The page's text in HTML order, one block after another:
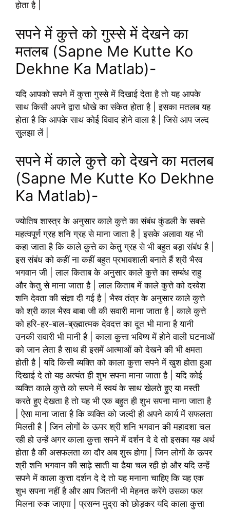
होता है |
सपने में कुत्ते को गुस्से में देखने का
मतलब (Sapne Me Kutte Ko
Dekhne Ka Matlab)-
यदि आपको सपने में कुत्ता गुस्से में दिखाई देता है तो यह आपके
साथ किसी अपने द्वारा धोखे का संकेत होता है | इसका मतलब यह
होता है कि आपके साथ कोई विवाद होने वाला है | जिसे आप जल्द
सुलझा लें |
सपने में काले कुत्ते को देखने का मतलब
(Sapne Me Kutte Ko Dekhne
Ka Matlab)-
ज्योतिष शास्त्र के अनुसार काले कुत्ते का संबंध कुंडली के सबसे
महत्वपूर्ण ग्रह शनि ग्रह से माना जाता है | इसके अलावा यह भी
कहा जाता है कि काले कुत्ते का केतु ग्रह से भी बहुत बड़ा संबंध है |
इस संबंध को कहीं ना कहीं बहुत प्रभावशाली बनाते हैं श्री भैरव
भगवान जी | लाल किताब के अनुसार काले कुत्ते का सम्बंध राहु
और केतु से माना जाता है | लाल किताब में काले कुत्ते को दरवेश
शनि देवता की संज्ञा दी गई है | भैरव तंत्र के अनुसार काले कुत्ते
को श्री काल भैरव बाबा जी की सवारी माना जाता है | काले कुत्ते
को हरि-हर-बाल-ब्रह्मात्मक देवदत्त का दूत भी माना है यानी
उनकी सवारी भी मानी है | काला कुत्ता भविष्य में होने वाली घटनाओं
को जान लेता है साथ ही इसमें आत्माओं को देखने की भी क्षमता
होती है | यदि किसी व्यक्ति को काला कुत्ता सपने में खुश होता हुआ
दिखाई दे तो यह अत्यंत ही शुभ सपना माना जाता है | यदि कोई
व्यक्ति काले कुत्ते को सपने में स्वयं के साथ खेलते हुए या मस्ती
करते हुए देखता है तो यह भी एक बहुत ही शुभ सपना माना जाता है
| ऐसा माना जाता है कि व्यक्ति को जल्दी ही अपने कार्य में सफलता
मिलती है | जिन लोगों के ऊपर श्री शनि भगवान की महादशा चल
रही हो उन्हें अगर काला कुत्ता सपने में दर्शन दे दे तो इसका यह अर्थ
होता है की असफलता का दौर अब शुरू होगा | जिन लोगों के ऊपर
श्री शनि भगवान की साढ़े साती या ढैया चल रही हो और यदि उन्हें
सपने में काला कुत्ता दर्शन दे दे तो यह मनाना चाहिए कि यह एक
शुभ सपना नहीं है और आप जितनी भी मेहनत करेंगे उसका फल
मिलना रुक जाएगा | प्रसन्न मुद्रा को छोड़कर यदि काला कुत्ता